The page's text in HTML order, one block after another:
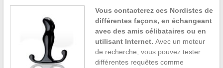
Vous contacterez ces Nordistes de
différentes façons, en échangeant
avec des amis célibataires ou en
utilisant Internet. Avec un moteur
de recherche, vous pouvez tester
différentes requêtes comme